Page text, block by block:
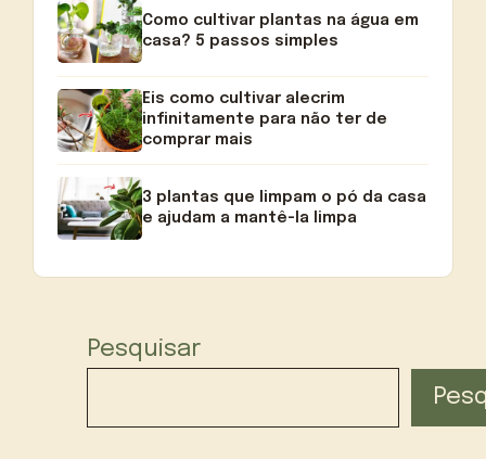
Como cultivar plantas na água em
casa? 5 passos simples
Eis como cultivar alecrim
infinitamente para não ter de
comprar mais
3 plantas que limpam o pó da casa
e ajudam a mantê-la limpa
Pesquisar